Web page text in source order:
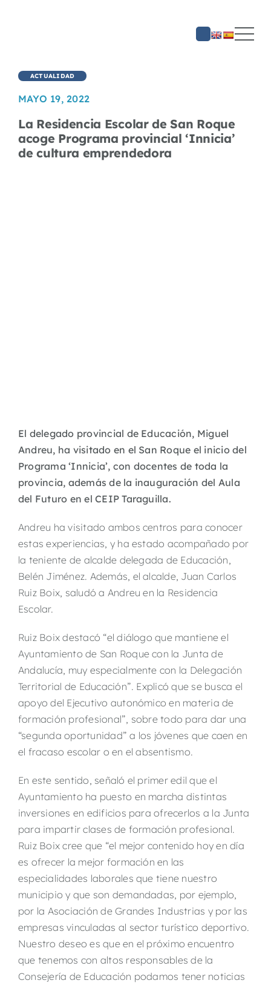
ACTUALIDAD
MAYO 19, 2022
La Residencia Escolar de San Roque
acoge Programa provincial ‘Innicia’
de cultura emprendedora
El delegado provincial de Educación, Miguel
Andreu, ha visitado en el San Roque el inicio del
Programa ‘Innicia’, con docentes de toda la
provincia, además de la inauguración del Aula
del Futuro en el CEIP Taraguilla.
Andreu ha visitado ambos centros para conocer
estas experiencias, y ha estado acompañado por
la teniente de alcalde delegada de Educación,
Belén Jiménez. Además, el alcalde, Juan Carlos
Ruiz Boix, saludó a Andreu en la Residencia
Escolar.
Ruiz Boix destacó “el diálogo que mantiene el
Ayuntamiento de San Roque con la Junta de
Andalucía, muy especialmente con la Delegación
Territorial de Educación”. Explicó que se busca el
apoyo del Ejecutivo autonómico en materia de
formación profesional”, sobre todo para dar una
“segunda oportunidad” a los jóvenes que caen en
el fracaso escolar o en el absentismo.
En este sentido, señaló el primer edil que el
Ayuntamiento ha puesto en marcha distintas
inversiones en edificios para ofrecerlos a la Junta
para impartir clases de formación profesional.
Ruiz Boix cree que “el mejor contenido hoy en día
es ofrecer la mejor formación en las
especialidades laborales que tiene nuestro
municipio y que son demandadas, por ejemplo,
por la Asociación de Grandes Industrias y por las
empresas vinculadas al sector turístico deportivo.
Nuestro deseo es que en el próximo encuentro
que tenemos con altos responsables de la
Consejería de Educación podamos tener noticias